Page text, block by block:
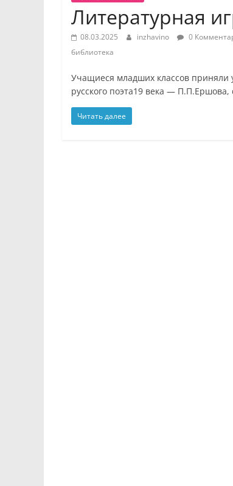
Литературная
08.03.2025 inzhavino 0
библиотека
Учащиеся младших классов
русского поэта19 века —
Читать далее